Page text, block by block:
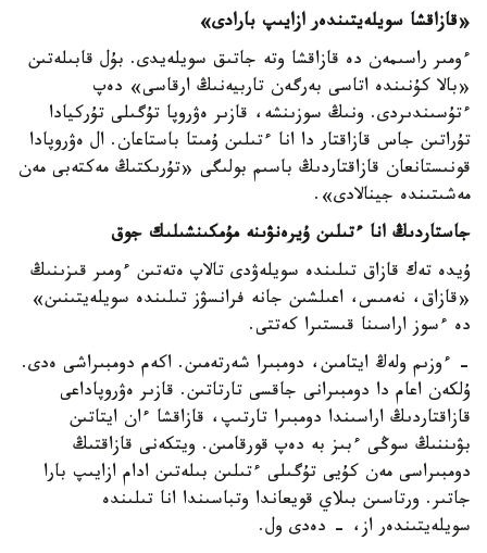
«قازاقشا سويلەيتىندەر ازايىپ بارادى»
ءومىر راسىمەن دە قازاقشا وتە جاتىق سويلەيدى. بۇل قابىلەتىن
«بالا كۇنىندە اتاسى بەرگەن تاربيەنىڭ ارقاسى» دەپ
ءتۇسىندىردى. ونىڭ سوزىنشە، قازىر ەۋروپا تۇگىلى تۇركيادا
تۇراتىن جاس قازاقتار دا انا ءتىلىن ۇمىتا باستاعان. ال ەۋروپادا
قونىستانعان قازاقتاردىڭ باسىم بولىگى «تۇرىكتىڭ مەكتەبى مەن
مەشىتىندە جينالادى».
جاستاردىڭ انا ءتىلىن ۇيرەنۋىنە مۇمكىنشىلىك جوق
ۇيدە تەك قازاق تىلىندە سويلەۋدى تالاپ ەتەتىن ءومىر قىزىنىڭ
«قازاق، نەمىس، اعىلشىن جانە فرانسۋز تىلىندە سويلەيتىنىن»
دە ءسوز اراسىنا قىستىرا كەتتى.
- ءوزىم ولەڭ ايتامىن، دومبىرا شەرتەمىن. اكەم دومبىراشى ەدى.
ۇلكەن اعام دا دومبىرانى جاقسى تارتاتىن. قازىر ەۋروپاداعى
قازاقتاردىڭ اراسىندا دومبىرا تارتىپ، قازاقشا ءان ايتاتىن
بۋىننىڭ سوڭى ءبىز بە دەپ قورقامىن. ويتكەنى قازاقتىڭ
دومبىراسى مەن كۇيى تۇگىلى ءتىلىن بىلەتىن ادام ازايىپ بارا
جاتىر. ورتاسىن بىلاي قويعاندا وتباسىندا انا تىلىندە
سويلەيتىندەر از، - دەدى ول.